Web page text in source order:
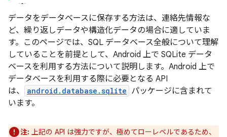
データをデータベースに保存する方法は、連絡先情報な
ど、繰り返しデータや構造化データの場合に適していま
す。このページでは、SQL データベース全般について理解
していることを前提として、Android 上で SQLite データ
ベースを利用する方法について説明します。Android 上で
データベースを利用する際に必要となる API
は、
android.database.sqlite パッケージに含まれて
います。
注: 上記の API は強力ですが、極めてローレベルであるため、